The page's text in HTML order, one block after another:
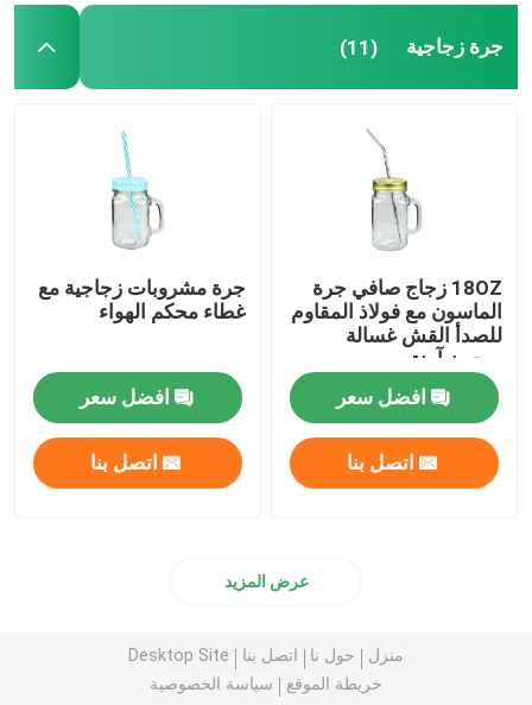
جرة زجاجية (11)
18OZ زجاج صافي جرة
الماسون مع فولاذ المقاوم
للصدأ القش غسالة
صحون آمنة
افضل سعر
اتصل بنا
جرة مشروبات زجاجية مع
غطاء محكم الهواء
افضل سعر
اتصل بنا
عرض المزيد
منزل حول نا اتصل بنا
Desktop Site
خريطة الموقع
سياسة الخصوصية